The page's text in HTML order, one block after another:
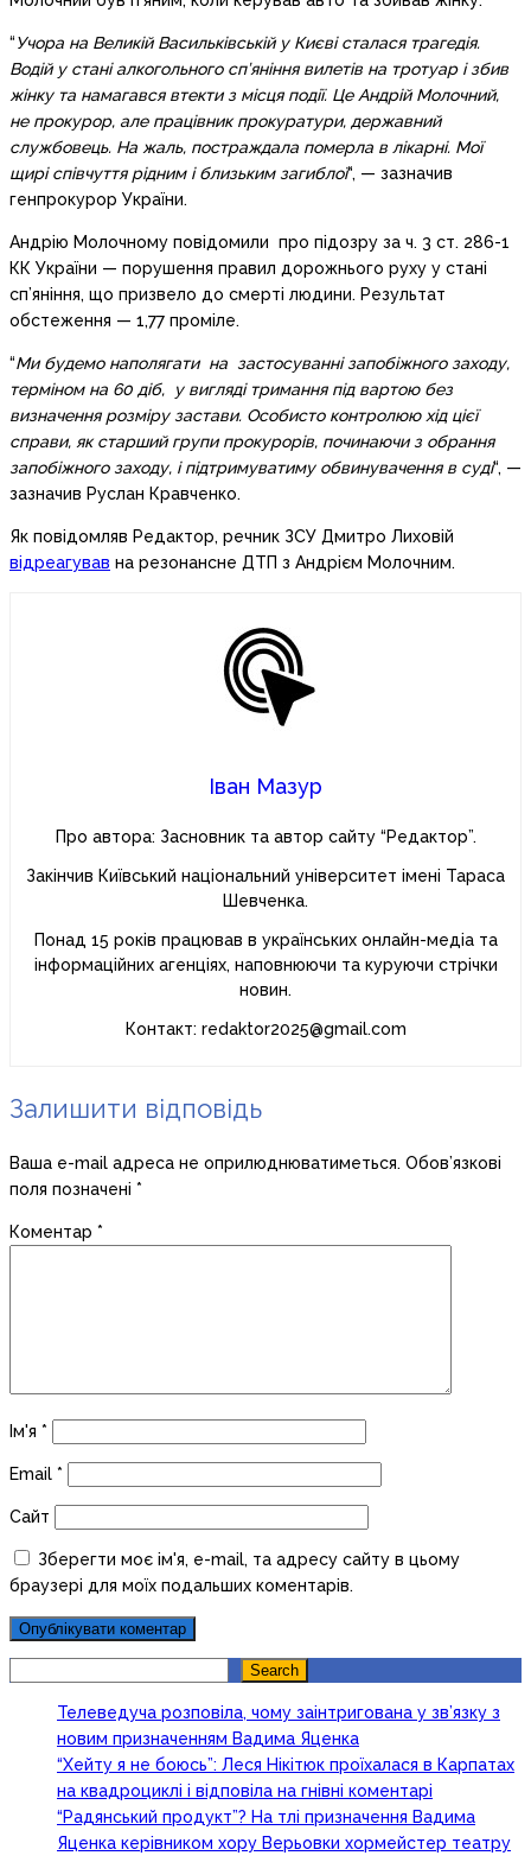
“Учора на Великій Васильківській у Києві сталася трагедія.
Водій у стані алкогольного сп’яніння вилетів на тротуар і збив
жінку та намагався втекти з місця події. Це Андрій Молочний,
не прокурор, але працівник прокуратури, державний
службовець. На жаль, постраждала померла в лікарні. Мої
щирі співчуття рідним і близьким загиблої“, — зазначив
генпрокурор України.
Андрію Молочному повідомили про підозру за ч. 3 ст. 286-1
КК України — порушення правил дорожнього руху у стані
сп’яніння, що призвело до смерті людини. Результат
обстеження — 1,77 проміле.
“Ми будемо наполягати на застосуванні запобіжного заходу,
терміном на 60 діб, у вигляді тримання під вартою без
визначення розміру застави. Особисто контролюю хід цієї
справи, як старший групи прокурорів, починаючи з обрання
запобіжного заходу, і підтримуватиму обвинувачення в суді“, —
зазначив Руслан Кравченко.
Як повідомляв Редактор, речник ЗСУ Дмитро Лиховій
відреагував на резонансне ДТП з Андрієм Молочним.
Іван Мазур
Про автора: Засновник та автор сайту “Редактор”.
Закінчив Київський національний університет імені Тараса
Шевченка.
Понад 15 років працював в українських онлайн-медіа та
інформаційних агенціях, наповнюючи та куруючи стрічки
новин.
Контакт: redaktor2025@gmail.com
Залишити відповідь
Ваша e-mail адреса не оприлюднюватиметься. Обов’язкові
поля позначені *
Коментар *
Ім'я *
Email *
Сайт
Зберегти моє ім'я, e-mail, та адресу сайту в цьому
браузері для моїх подальших коментарів.
Search
Телеведуча розповіла, чому заінтригована у зв’язку з
новим призначенням Вадима Яценка
“Хейту я не боюсь”: Леся Нікітюк проїхалася в Карпатах
на квадроциклі і відповіла на гнівні коментарі
“Радянський продукт”? На тлі призначення Вадима
Яценка керівником хору Верьовки хормейстер театру